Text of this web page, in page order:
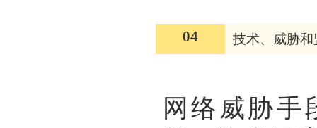
04 技术、威胁
网络威胁手